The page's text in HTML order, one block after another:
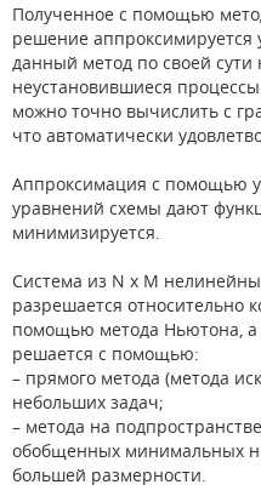
Полученное с помощью
решение
данный метод по своей сути
неустановившиеся
можно точно вычислить с
что автоматически
Аппроксимация с помощью
уравнений схемы дают
минимизируется.
Система из N x M
разрешается относительно
помощью метода Ньютона, а
решается с помощью:
– прямого метода (метода
небольших задач;
– метода на
обобщенных минимальных
большей размерности.